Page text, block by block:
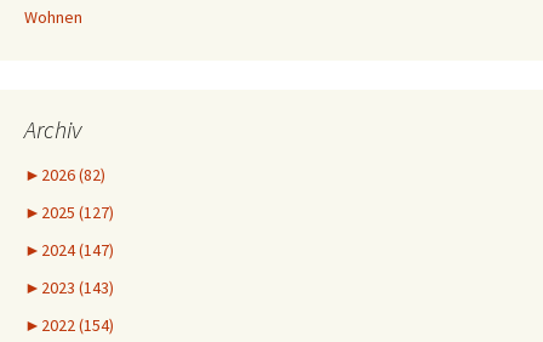
Wohnen
Archiv
► 2026 (82)
► 2025 (127)
► 2024 (147)
► 2023 (143)
► 2022 (154)